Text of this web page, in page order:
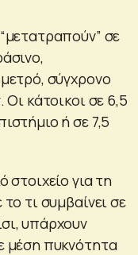
σε
σύγχρονο
κάτοικοι σε 6,5
ή σε 7,5
για τη
τι συμβαίνει σε
υπάρχουν
μέση πυκνότητα